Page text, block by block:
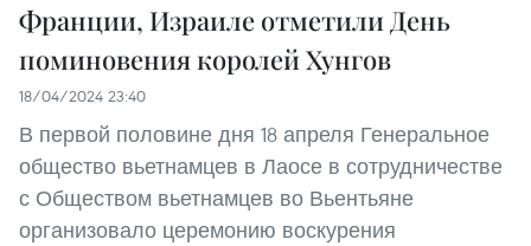
Франции, Израиле отметили День
поминовения королей Хунгов
18/04/2024 23:40
В первой половине дня 18 апреля Генеральное
общество вьетнамцев в Лаосе в сотрудничестве
с Обществом вьетнамцев во Вьентьяне
организовало церемонию воскурения